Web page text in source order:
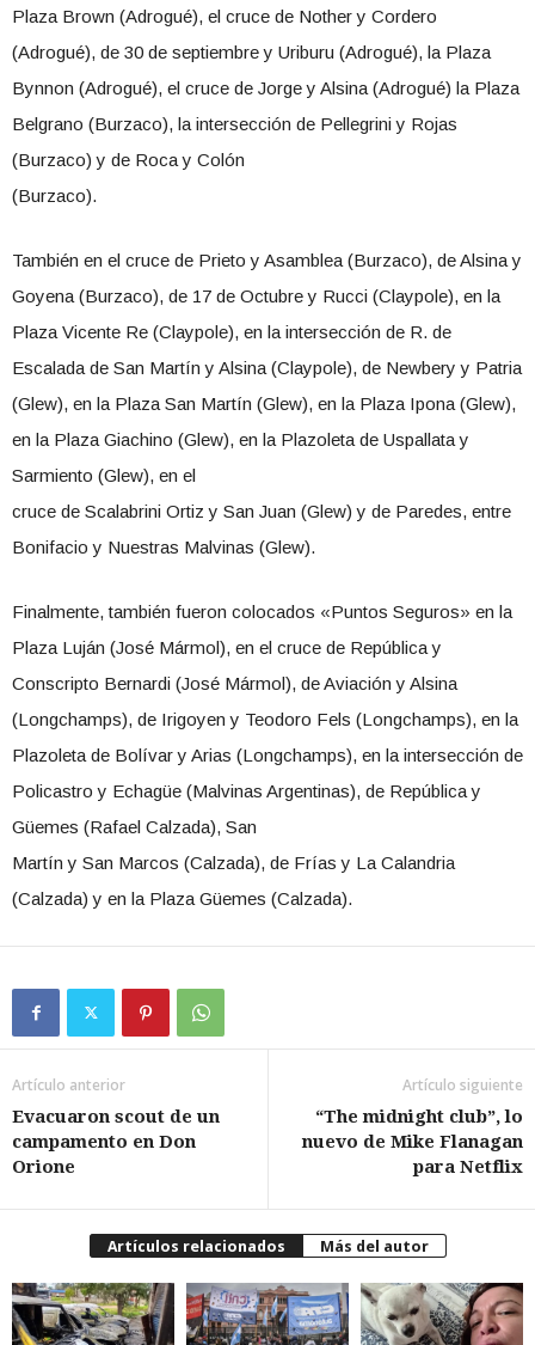
Plaza Brown (Adrogué), el cruce de Nother y Cordero
(Adrogué), de 30 de septiembre y Uriburu (Adrogué), la Plaza
Bynnon (Adrogué), el cruce de Jorge y Alsina (Adrogué) la Plaza
Belgrano (Burzaco), la intersección de Pellegrini y Rojas
(Burzaco) y de Roca y Colón
(Burzaco).
También en el cruce de Prieto y Asamblea (Burzaco), de Alsina y
Goyena (Burzaco), de 17 de Octubre y Rucci (Claypole), en la
Plaza Vicente Re (Claypole), en la intersección de R. de
Escalada de San Martín y Alsina (Claypole), de Newbery y Patria
(Glew), en la Plaza San Martín (Glew), en la Plaza Ipona (Glew),
en la Plaza Giachino (Glew), en la Plazoleta de Uspallata y
Sarmiento (Glew), en el
cruce de Scalabrini Ortiz y San Juan (Glew) y de Paredes, entre
Bonifacio y Nuestras Malvinas (Glew).
Finalmente, también fueron colocados «Puntos Seguros» en la
Plaza Luján (José Mármol), en el cruce de República y
Conscripto Bernardi (José Mármol), de Aviación y Alsina
(Longchamps), de Irigoyen y Teodoro Fels (Longchamps), en la
Plazoleta de Bolívar y Arias (Longchamps), en la intersección de
Policastro y Echagüe (Malvinas Argentinas), de República y
Güemes (Rafael Calzada), San
Martín y San Marcos (Calzada), de Frías y La Calandria
(Calzada) y en la Plaza Güemes (Calzada).
Artículo anterior
Evacuaron scout de un
campamento en Don
Orione
Artículo siguiente
“The midnight club”, lo
nuevo de Mike Flanagan
para Netflix
Artículos relacionados Más del autor